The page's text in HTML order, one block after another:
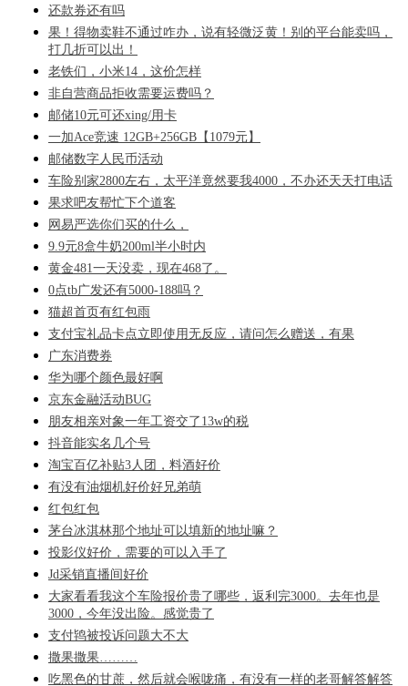
还款券还有吗
果！得物卖鞋不通过咋办，说有轻微泛黄！别的平台能卖吗，
打几折可以出！
老铁们，小米14，这价怎样
非自营商品拒收需要运费吗？
邮储10元可还xing/用卡
一加Ace竞速 12GB+256GB【1079元】
邮储数字人民币活动
车险别家2800左右，太平洋竟然要我4000，不办还天天打电话
果求吧友帮忙下个道客
网易严选你们买的什么，
9.9元8盒牛奶200ml半小时内
黄金481一天没卖，现在468了。
0点tb广发还有5000-188吗？
猫超首页有红包雨
支付宝礼品卡点立即使用无反应，请问怎么赠送，有果
广东消费券
华为哪个颜色最好啊
京东金融活动BUG
朋友相亲对象一年工资交了13w的税
抖音能实名几个号
淘宝百亿补贴3人团，料酒好价
有没有油烟机好价好兄弟萌
红包红包
茅台冰淇林那个地址可以填新的地址嘛？
投影仪好价，需要的可以入手了
Jd采销直播间好价
大家看看我这个车险报价贵了哪些，返利完3000。去年也是
3000，今年没出险。感觉贵了
支付鸨被投诉问题大不大
撒果撒果………
吃黑色的甘蔗，然后就会喉咙痛，有没有一样的老哥解答解答